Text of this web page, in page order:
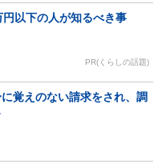
以下の人が知るべき事
PR(くらしの話題)
覚えのない請求をされ、調